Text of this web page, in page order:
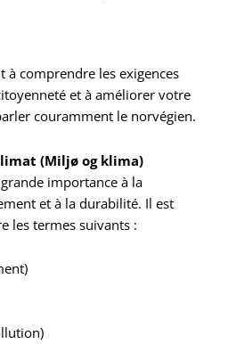
à comprendre les exigences
et à améliorer votre
couramment le norvégien.
(Miljø og klima)
importance à la
et à la durabilité. Il est
les termes suivants :